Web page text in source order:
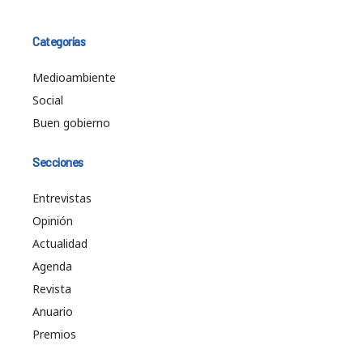
Categorías
Medioambiente
Social
Buen gobierno
Secciones
Entrevistas
Opinión
Actualidad
Agenda
Revista
Anuario
Premios